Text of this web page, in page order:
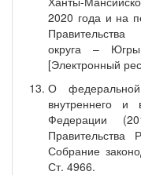
2020 года и на
Правительства
округа –
[Электронный
О
внутреннего и
Федерации
Собрание
Ст. 4966.